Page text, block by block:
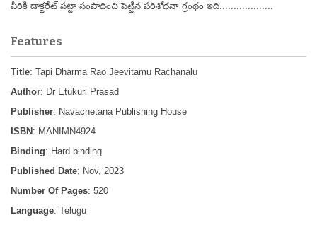
వీరికి డాక్టరేట్ పట్టా సంపాదించి పెట్టిన పరిశోధనా గ్రంథం ఇది...................
Features
Title: Tapi Dharma Rao Jeevitamu Rachanalu
Author: Dr Etukuri Prasad
Publisher: Navachetana Publishing House
ISBN : MANIMN4924
Binding: Hard binding
Published Date: Nov, 2023
Number Of Pages: 520
Language: Telugu